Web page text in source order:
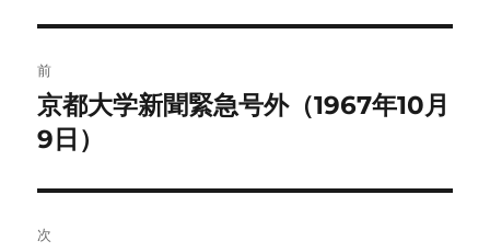
稿
ナ
ビ
ゲ
前
前
の
稿:
京都大学新聞緊急号外（1967年10月
9日）
次